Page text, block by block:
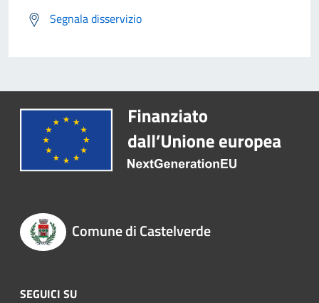
Segnala disservizio
Comune di Castelverde
SEGUICI SU